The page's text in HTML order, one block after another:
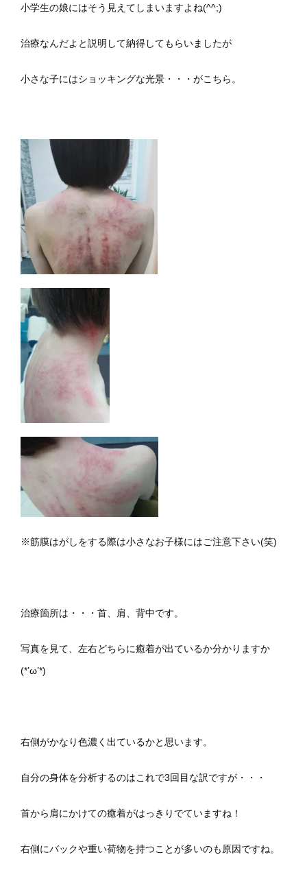
小学生の娘にはそう見えてしまいますよね(^^;)
治療なんだよと説明して納得してもらいましたが
小さな子にはショッキングな光景・・・がこちら。
※筋膜はがしをする際は小さなお子様にはご注意下さい(笑)
治療箇所は・・・首、肩、背中です。
写真を見て、左右どちらに癒着が出ているか分かりますか
(*’ω’*)
右側がかなり色濃く出ているかと思います。
自分の身体を分析するのはこれで3回目な訳ですが・・・
首から肩にかけての癒着がはっきりでていますね！
右側にバックや重い荷物を持つことが多いのも原因ですね。